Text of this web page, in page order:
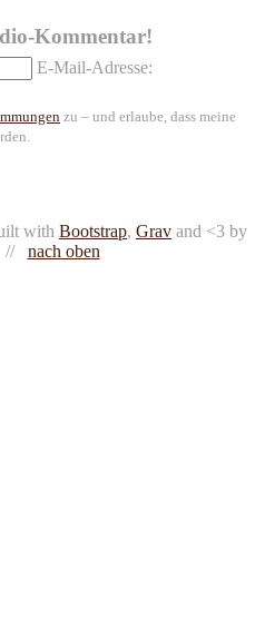
Kommentar!
E-Mail-Adresse:
zu – und erlaube, dass meine
with Bootstrap, Grav and <3 by
nach oben